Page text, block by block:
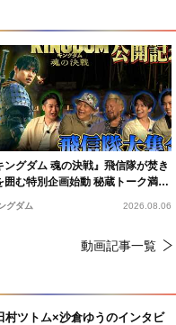
ングダム 魂の決戦』飛信隊が焚き
囲む特別企画始動 秘蔵トーク満載
キングダムキャンプ”開催
グダム 2026.08.06
動画記事一覧
村ツトム×沙倉ゆうのインタビ